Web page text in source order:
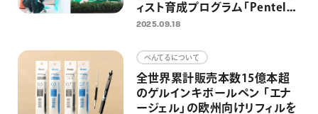
ィスト育成プログラム「Pentel
× Mural Rookies Project」第2
2025.09.18
ぺんてるについて
全世界累計販売本数15億本超
のゲルインキボールペン 「エナ
ージェル」の欧州向けリフィルを